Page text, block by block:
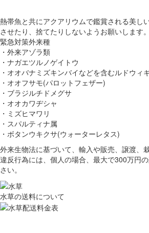
熱帯魚と共にアクアリウムで鑑賞される美し
させたり、捨てたりしないようお願いします。
緊急対策外来種
・外来アゾラ類
・ナガエツルノゲイトウ
・オオバナミズキンバイなどを含むルドウィ
・オオフサモ(パロットフェザー)
・ブラジルチドメグサ
・オオカワヂシャ
・ミズヒマワリ
・スパルティナ属
・ボタンウキクサ(ウォーターレタス)
外来生物法に基づいて、輸入や販売、譲渡、
違反行為には、個人の場合、最大で300万円
さい。
水草の送料について